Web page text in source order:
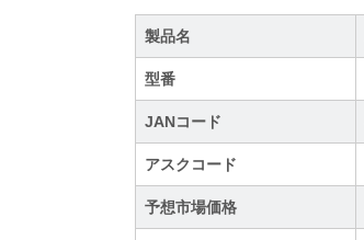
製品名
型番
JANコード
アスクコード
予想市場価格